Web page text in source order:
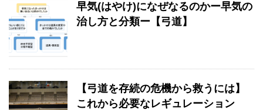
早気(はやけ)になぜなるのかー早気の
治し方と分類ー【弓道】
【弓道を存続の危機から救うには】
これから必要なレギュレーション